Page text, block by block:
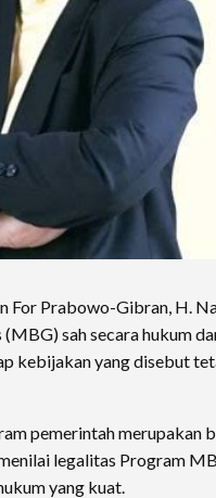
For Prabowo-Gibran, H.
sah secara hukum
kebijakan yang disebut
pemerintah merupakan
legalitas Program
yang kuat.